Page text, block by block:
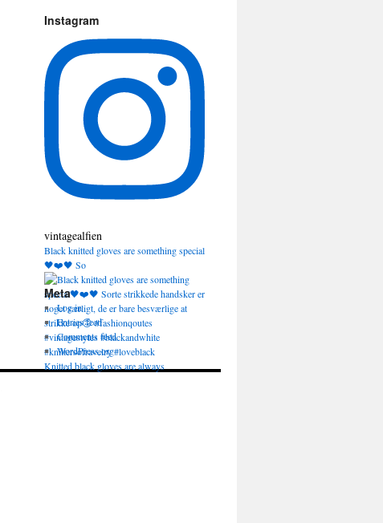
Instagram
vintagealfien
Black knitted gloves are something special
🖤❤️🖤 So
Knitted black gloves are always
Meta
Log in
Entries feed
Comments feed
WordPress.org